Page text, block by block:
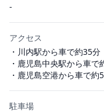
-
アクセス
・川内駅から車で約35分
・鹿児島中央駅から車で
・鹿児島空港から車で約
駐車場